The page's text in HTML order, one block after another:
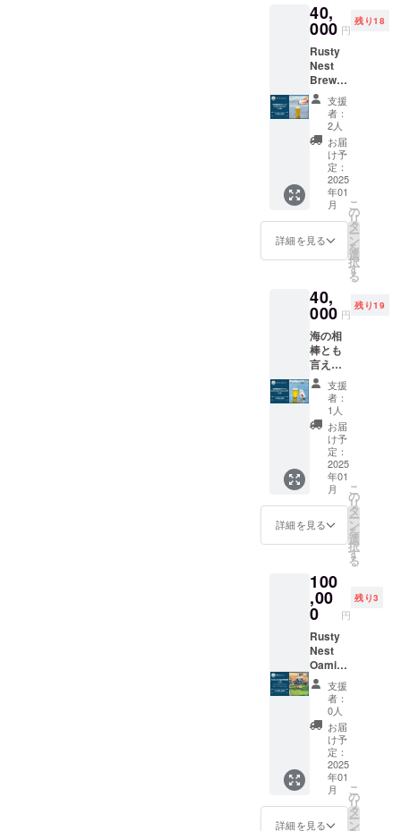
す。
麦」 大
網白里
ホップ
農家様
の
「ホッ
プ」 を
一部使
用し、
地産の
素材を
取り入
れた大
網白里
ラフト
ビール
しま
す。 ※
理想の
ビール
が仕上
がるま
では一
般向け
に販売
は行い
ません
のでご
支援者
様にの
ていた
だきま
こだけ
の非公
式ビー
ルをぜ
ひお楽
しみく
ださ
い！
Rusty
Nest
Sessio
n IPAを
両方を
じっく
りお楽
しみい
ただけ
る贅沢
な飲み
比べ
セット
です。
★ お礼
のメッ
セージ
ラス 1
個 ※20
の方へ
の酒類
の提供
はでき
ません
のでよ
ろしく
お願い
いたし
ます。
し、
ファン
ドメン
バーの
名前が
入りま
す。 半
額チ
ケット
10枚の
特典付
き（ご
本人の
飲料の
み対
象、有
効期間1
トへの
名入れ
の詳細
などは
後日改
めて
メール
にてご
連絡を
させて
いただ
く予定
です。
40,
000 円
残り18
Rusty
Nest
Brewer
yの定番
クラフ
トビー
ル
「Rust
y Nest
IPA」！
現在は
OEMの
限定醸
造と
なって
います
2024年
12月の
自社醸
造所
（Rust
y Nest
Brewer
y）完成
後、自
社醸造
第一弾
となる
初出荷
Rusty
Nest
IPAをた
だける
24缶
セット
をお届
けしま
す。 ️★
オリジ
ナルグ
ラス 1
個 ️★ お
礼の
メッ
セージ
<Rusty
Nesy
IPAにつ
いて>
アメリ
支援
者：
2人
お届
け予
定：
2025
年01
月
詳細を見る
こ
の
リ
タ
ー
ン
を
選
択
す
る
40,
000 円
残り19
海の相
棒とも
言える
「Rust
y Nest
Sessio
n
IPA」！
現在は
OEMの
限定醸
造と
なって
います
が、
2024年
自社醸
造所
（Rust
y Nest
Brewer
y）完成
後、自
社醸造
第一弾
となる
初出荷
Rusty
Nest
Sessio
n IPAを
がっつ
りお楽
支援
者：
1人
お届
け予
定：
2025
年01
月
詳細を見る
こ
の
リ
タ
ー
ン
を
選
択
す
る
100
,00
0 円
残り3
Rusty
Nest
Oamish
irasato
にオー
プン予
定の
オープ
ンエア
のクリ
エイ
ティブ
スペー
ス
支援
者：
0人
お届
け予
定：
2025
年01
月
詳細を見る
こ
の
リ
タ
ー
ン